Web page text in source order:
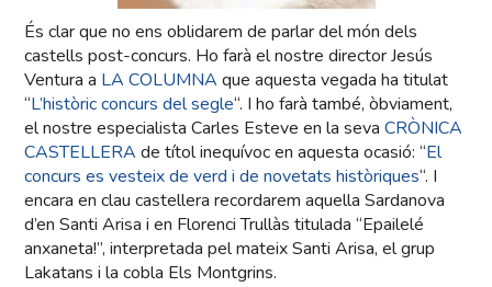
És clar que no ens oblidarem de parlar del món dels
castells post-concurs. Ho farà el nostre director Jesús
Ventura a LA COLUMNA que aquesta vegada ha titulat
“L’històric concurs del segle“. I ho farà també, òbviament,
el nostre especialista Carles Esteve en la sevaCRÒNICA
CASTELLERA de títol inequívoc en aquesta ocasió: “El
concurs es vesteix de verd i de novetats històriques“. I
encara en clau castellera recordarem aquella Sardanova
d’en Santi Arisa i en Florenci Trullàs titulada “Epailelé
anxaneta!”, interpretada pel mateix Santi Arisa, el grup
Lakatans i la cobla Els Montgrins.